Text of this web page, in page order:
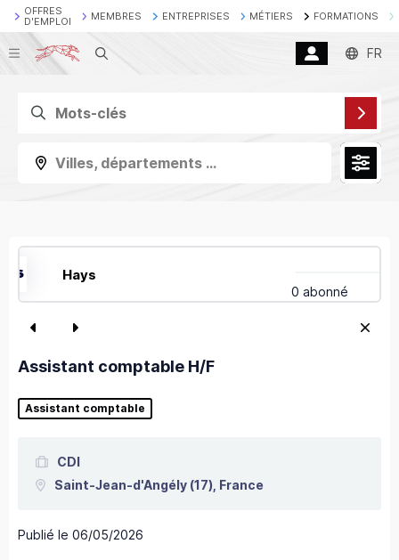
OFFRES
D'EMPLOI
MEMBRES ENTREPRISES MÉTIERS FORMATIONS
Recherche FR
Villes, départements ...
Hays
0 abonné
Assistant comptable H/F
Assistant comptable
CDI
Saint-Jean-d'Angély (17), France
Publié le 06/05/2026